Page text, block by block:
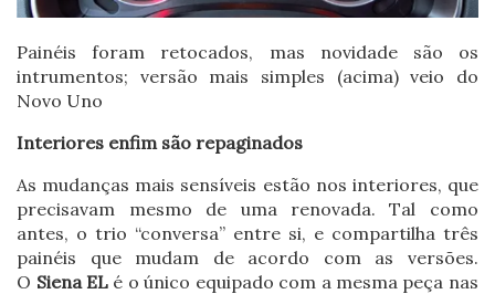
Painéis foram retocados, mas novidade são os
intrumentos; versão mais simples (acima) veio do
Novo Uno
Interiores enfim são repaginados
As mudanças mais sensíveis estão nos interiores, que
precisavam mesmo de uma renovada. Tal como
antes, o trio “conversa” entre si, e compartilha três
painéis que mudam de acordo com as versões.
O Siena EL é o único equipado com a mesma peça nas